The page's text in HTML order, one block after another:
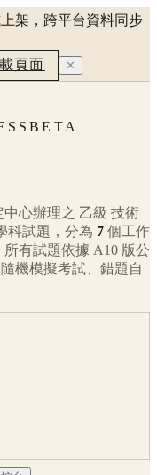
架，跨平台資料同步
頁面 ✕
心辦理之 乙級 技術
科試題，分為 7 個工作
有試題依據 A10 版公
機模擬考試、錯題自